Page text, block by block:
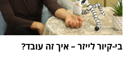
בי-קיור לייזר – איך זה עובד?